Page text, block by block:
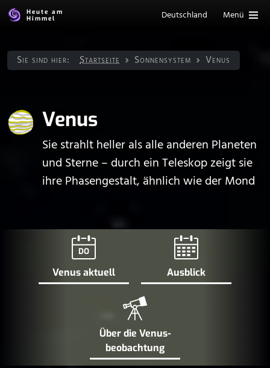
Heute am
Himmel
Deutschland Menü
Sie sind hier: Startseite Sonnen­system Venus
Venus
Sie strahlt heller als alle anderen Planeten
und Sterne – durch ein Teleskop zeigt sie
ihre Phasengestalt, ähnlich wie der Mond
DO
Venus aktuell Ausblick
Über die Venus­
beobachtung